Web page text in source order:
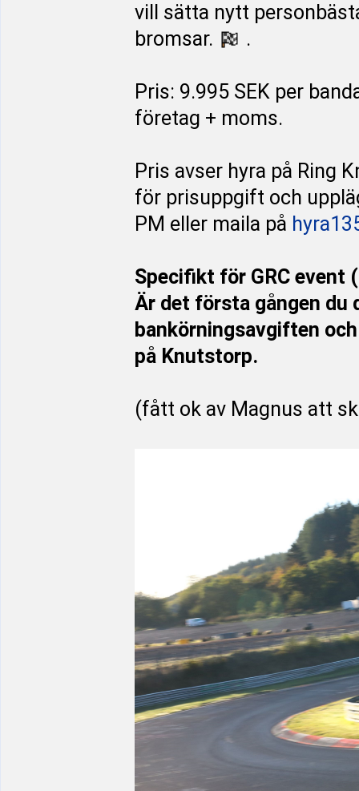
vill sätta nytt
bromsar.
.
Pris: 9.995 SEK per
företag + moms.
Pris avser hyra på Ring
för prisuppgift och
PM eller maila på
Specifikt för GRC event
Är det första gången du
bankörningsavgiften
på Knutstorp.
(fått ok av Magnus att